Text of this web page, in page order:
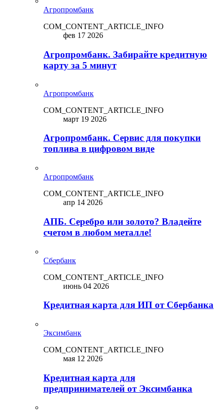
Агропромбанк
COM_CONTENT_ARTICLE_INFO
фев 17 2026
Агропромбанк. Забирайте кредитную
карту за 5 минут
Агропромбанк
COM_CONTENT_ARTICLE_INFO
март 19 2026
Агропромбанк. Сервис для покупки
топлива в цифровом виде
Агропромбанк
COM_CONTENT_ARTICLE_INFO
апр 14 2026
АПБ. Серебро или золото? Владейте
счетом в любом металле!
Сбербанк
COM_CONTENT_ARTICLE_INFO
июнь 04 2026
Кредитная карта для ИП от Сбербанка
Эксимбанк
COM_CONTENT_ARTICLE_INFO
мая 12 2026
Кредитная карта для
предпринимателей от Эксимбанка